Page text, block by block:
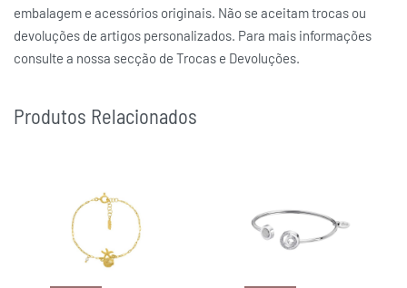
embalagem e acessórios originais. Não se aceitam trocas ou
devoluções de artigos personalizados. Para mais informações
consulte a nossa secção de Trocas e Devoluções.
Produtos Relacionados